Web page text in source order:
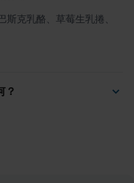
克乳酪、草莓生乳捲、
？